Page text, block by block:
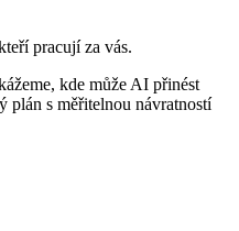
pracují za vás.
kde může AI přinést
plán s měřitelnou návratností